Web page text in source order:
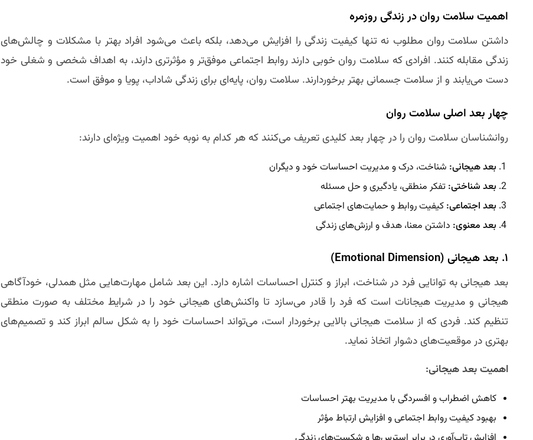
اهمیت سلامت روان در زندگی روزمره
داشتن سلامت روان مطلوب نه تنها کیفیت زندگی را افزایش می‌دهد، بلکه باعث می‌شود افراد بهتر با مشکلات و چالش‌های
زندگی مقابله کنند. افرادی که سلامت روان خوبی دارند روابط اجتماعی موفق‌تر و مؤثرتری دارند، به اهداف شخصی و شغلی خود
دست می‌یابند و از سلامت جسمانی بهتر برخوردارند. سلامت روان، پایه‌ای برای زندگی شاداب، پویا و موفق است.
چهار بعد اصلی سلامت روان
روانشناسان سلامت روان را در چهار بعد کلیدی تعریف می‌کنند که هر کدام به نوبه خود اهمیت ویژه‌ای دارند:
بعد هیجانی: شناخت، درک و مدیریت احساسات خود و دیگران
بعد شناختی: تفکر منطقی، یادگیری و حل مسئله
بعد اجتماعی: کیفیت روابط و حمایت‌های اجتماعی
بعد معنوی: داشتن معنا، هدف و ارزش‌های زندگی
۱. بعد هیجانی (Emotional Dimension)
بعد هیجانی به توانایی فرد در شناخت، ابراز و کنترل احساسات اشاره دارد. این بعد شامل مهارت‌هایی مثل همدلی، خودآگاهی
هیجانی و مدیریت هیجانات است که فرد را قادر می‌سازد تا واکنش‌های هیجانی خود را در شرایط مختلف به صورت منطقی
تنظیم کند. فردی که از سلامت هیجانی بالایی برخوردار است، می‌تواند احساسات خود را به شکل سالم ابراز کند و تصمیم‌های
بهتری در موقعیت‌های دشوار اتخاذ نماید.
اهمیت بعد هیجانی:
کاهش اضطراب و افسردگی با مدیریت بهتر احساسات
بهبود کیفیت روابط اجتماعی و افزایش ارتباط مؤثر